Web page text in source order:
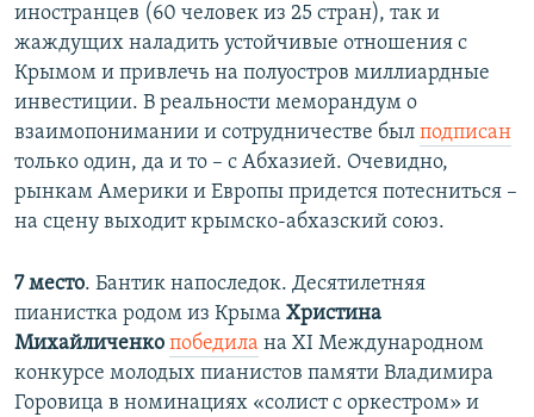
иностранцев (60 человек из 25 стран), так и
жаждущих наладить устойчивые отношения с
Крымом и привлечь на полуостров миллиардные
инвестиции. В реальности меморандум о
взаимопонимании и сотрудничестве был подписан
только один, да и то – с Абхазией. Очевидно,
рынкам Америки и Европы придется потесниться –
на сцену выходит крымско-абхазский союз.
7 место. Бантик напоследок. Десятилетняя
пианистка родом из Крыма Христина
Михайличенко победила на XI Международном
конкурсе молодых пианистов памяти Владимира
Горовица в номинациях «солист с оркестром» и